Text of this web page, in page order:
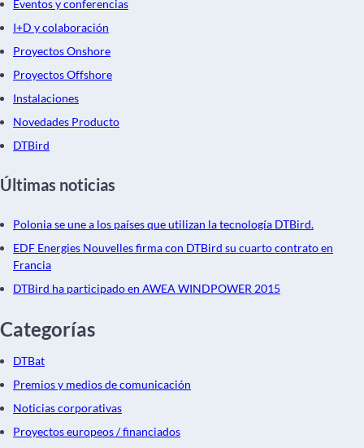
Eventos y conferencias
I+D y colaboración
Proyectos Onshore
Proyectos Offshore
Instalaciones
Novedades Producto
DTBird
Últimas noticias
Polonia se une a los países que utilizan la tecnología DTBird.
EDF Energies Nouvelles firma con DTBird su cuarto contrato en
Francia
DTBird ha participado en AWEA WINDPOWER 2015
Categorías
DTBat
Premios y medios de comunicación
Noticias corporativas
Proyectos europeos / financiados